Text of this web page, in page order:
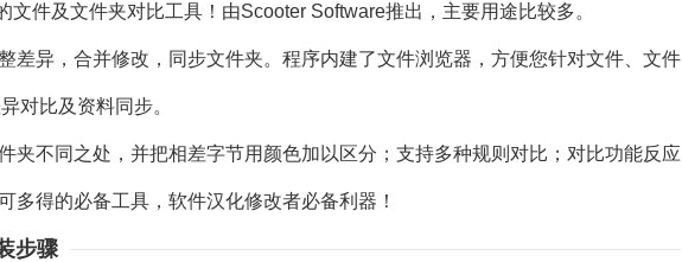
及文件夹对比工具！由Scooter Software推出，主要用途比较多。
异，合并修改，同步文件夹。程序内建了文件浏览器，方便您针对文件、文件
对比及资料同步。
不同之处，并把相差字节用颜色加以区分；支持多种规则对比；对比功能反应
多得的必备工具，软件汉化修改者必备利器！
步骤